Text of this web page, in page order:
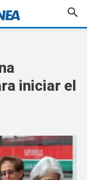
iniciar el